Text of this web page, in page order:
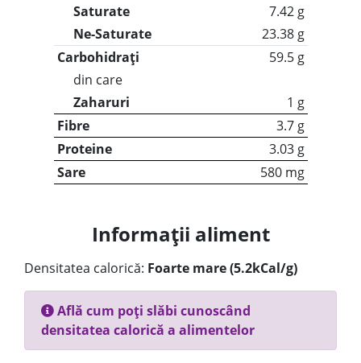
Saturate
7.42 g
Ne-Saturate
23.38 g
Carbohidrați
59.5 g
din care
Zaharuri
1 g
Fibre
3.7 g
Proteine
3.03 g
Sare
580 mg
Informații aliment
Densitatea calorică: Foarte mare (5.2kCal/g)
Află cum poți slăbi cunoscând
densitatea calorică a alimentelor